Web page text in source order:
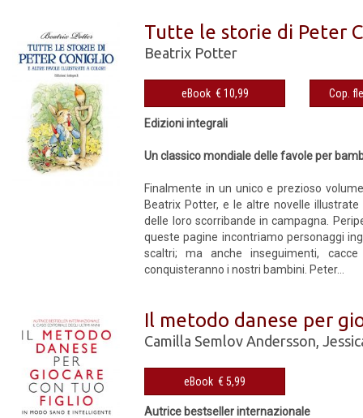
Tutte le storie di Peter
Beatrix Potter
eBook € 10,99
Edizioni integrali
Un classico mondiale delle favole per
Finalmente in un unico e prezioso
Beatrix Potter, e le altre novelle
delle loro scorribande in campagna.
queste pagine incontriamo personaggi
scaltri; ma anche inseguimenti,
conquisteranno i nostri bambini. Peter...
Il metodo danese per
Camilla Semlov Andersson,
eBook € 5,99
Autrice bestseller internazionale